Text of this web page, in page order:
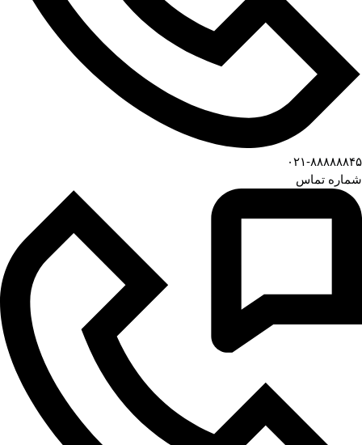
۰۲۱-۸۸۸۸۸۸۴۵
شماره تماس